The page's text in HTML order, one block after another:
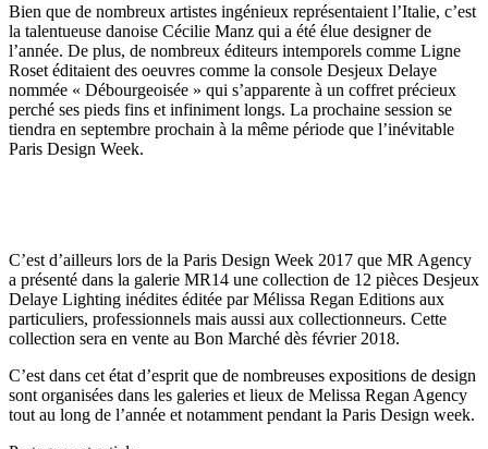
Bien que de nombreux artistes ingénieux représentaient l’Italie, c’est
la talentueuse danoise Cécilie Manz qui a été élue designer de
l’année. De plus, de nombreux éditeurs intemporels comme Ligne
Roset éditaient des oeuvres comme la console Desjeux Delaye
nommée « Débourgeoisée » qui s’apparente à un coffret précieux
perché ses pieds fins et infiniment longs. La prochaine session se
tiendra en septembre prochain à la même période que l’inévitable
Paris Design Week.
C’est d’ailleurs lors de la Paris Design Week 2017 que MR Agency
a présenté dans la galerie MR14 une collection de 12 pièces Desjeux
Delaye Lighting inédites éditée par Mélissa Regan Editions aux
particuliers, professionnels mais aussi aux collectionneurs. Cette
collection sera en vente au Bon Marché dès février 2018.
C’est dans cet état d’esprit que de nombreuses expositions de design
sont organisées dans les galeries et lieux de Melissa Regan Agency
tout au long de l’année et notamment pendant la Paris Design week.